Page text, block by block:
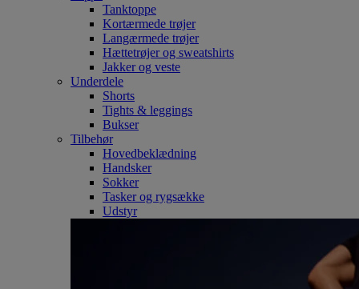
Tanktoppe
Kortærmede trøjer
Langærmede trøjer
Hættetrøjer og sweatshirts
Jakker og veste
Underdele
Shorts
Tights & leggings
Bukser
Tilbehør
Hovedbeklædning
Handsker
Sokker
Tasker og rygsække
Udstyr